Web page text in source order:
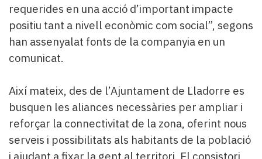
requerides en una acció d’important impacte
positiu tant a nivell econòmic com social”, segons
han assenyalat fonts de la companyia en un
comunicat.
Així mateix, des de l’Ajuntament de Lladorre es
busquen les aliances necessàries per ampliar i
reforçar la connectivitat de la zona, oferint nous
serveis i possibilitats als habitants de la població
i ajudant a fixar la gent al territori. El consistori